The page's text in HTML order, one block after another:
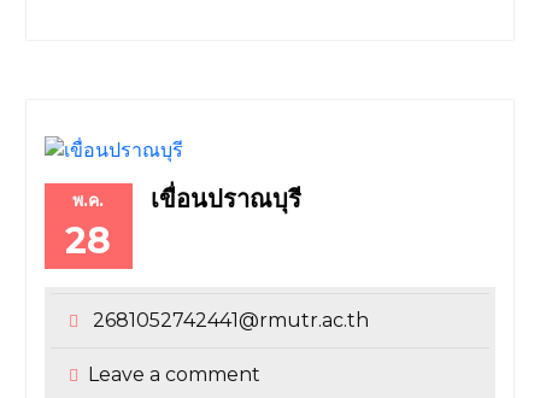
พ.ค.
28
เขื่อนปราณบุรี
2681052742441@rmutr.ac.th
Leave a comment